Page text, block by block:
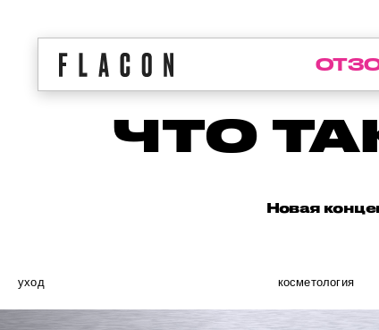
ЧТО
Новая
уход косметология